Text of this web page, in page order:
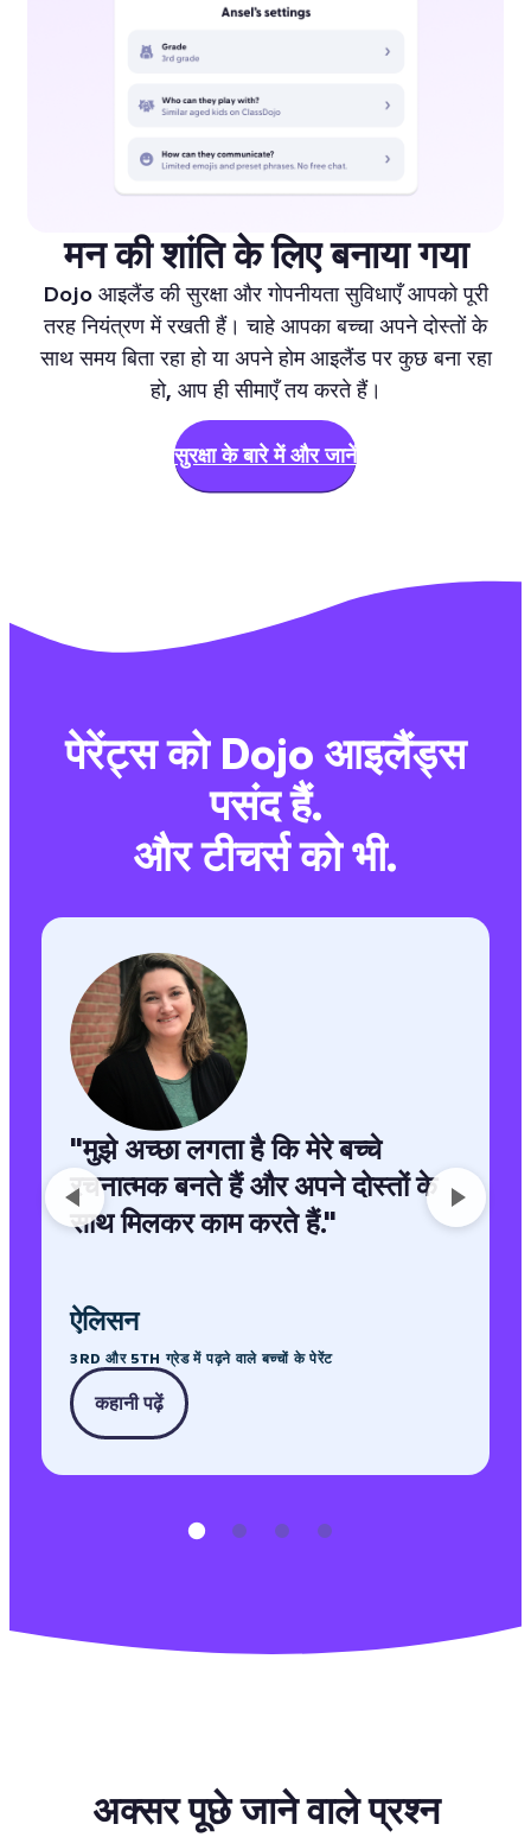
मन की शांति के लिए बनाया गया
Dojo आइलैंड की सुरक्षा और गोपनीयता सुविधाएँ आपको पूरी
तरह नियंत्रण में रखती हैं। चाहे आपका बच्चा अपने दोस्तों के
साथ समय बिता रहा हो या अपने होम आइलैंड पर कुछ बना रहा
हो, आप ही सीमाएँ तय करते हैं।
सुरक्षा के बारे में और जानें
पेरेंट्स को Dojo आइलैंड्स
पसंद हैं.
और टीचर्स को भी.
"मुझे अच्छा लगता है कि मेरे बच्चे
रचनात्मक बनते हैं और अपने दोस्तों के
साथ मिलकर काम करते हैं."
ऐलिसन
3RD और 5TH ग्रेड में पढ़ने वाले बच्चों के पेरेंट
कहानी पढ़ें
अक्सर पूछे जाने वाले प्रश्न